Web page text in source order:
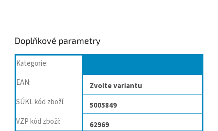
Doplňkové parametry
Kategorie:
EAN:
Zvolte variantu
SÚKL kód zboží:
5005849
VZP kód zboží: 62969